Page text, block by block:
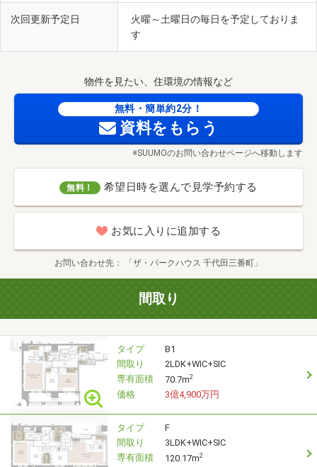
次回更新予定日
火曜～土曜日の毎日を予定しておりま
す
物件を見たい、住環境の情報など
無料・簡単約2分！
資料をもらう
※SUUMOのお問い合わせページへ移動します
無料！ 希望日時を選んで見学予約する
お気に入りに追加する
お問い合わせ先 「ザ・パークハウス 千代田三番町」
間取り
タイプ
B1
間取り
2LDK+WIC+SIC
専有面積
70.7m2
価格 3億4,900万円
タイプ
F
間取り
3LDK+WIC+SIC
専有面積
120.17m2